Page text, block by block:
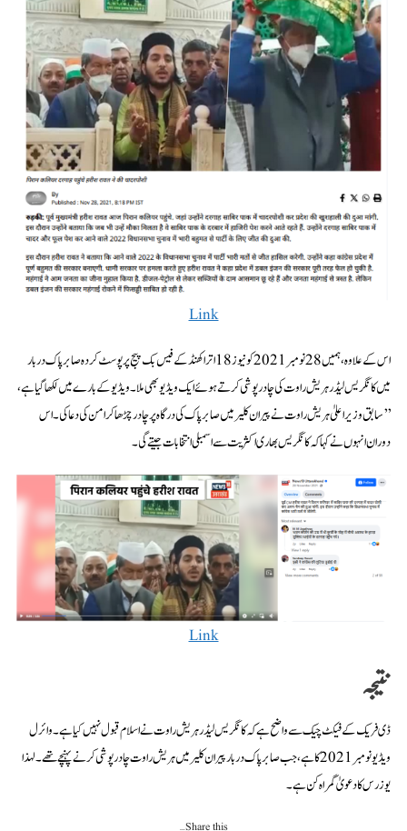
Link
اس کے علاوہ، ہمیں 28 نومبر 2021 کو نیوز 18 اتراکھنڈ کے فیس بک پیج پر پوسٹ کردہ صابر پاک دربار
میں کانگریس لیڈر ہریش راوت کی چادر پوشی کرتے ہوئے ایک ویڈیو بھی ملا۔ ویڈیو کے بارے میں لکھا گیا ہے،
’’سابق وزیر اعلیٰ ہریش راوت نے پیران کلیر میں صابر پاک کی درگاہ پر چادر چڑھا کر امن کی دعا کی۔ اس
دوران انہوں نے کہا کہ کانگریس بھاری اکثریت سے اسمبلی انتخابات جیتے گی۔
Link
نتیجہ
ڈی فریک کے فیکٹ چیک سے واضح ہے کہ کانگریس لیڈر ہریش راوت نے اسلام قبول نہیں کیا ہے۔ وائرل
ویڈیو نومبر 2021 کا ہے، جب صابر پاک دربار پیران کلیر میں ہریش راوت چادرپوشی کرنے پہنچے تھے۔ لہذا
یوزرس کا دعویٰ گمراہ کن ہے۔
Share this…